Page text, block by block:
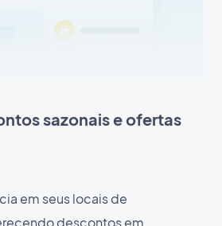
sazonais e ofertas
em seus locais de
descontos em